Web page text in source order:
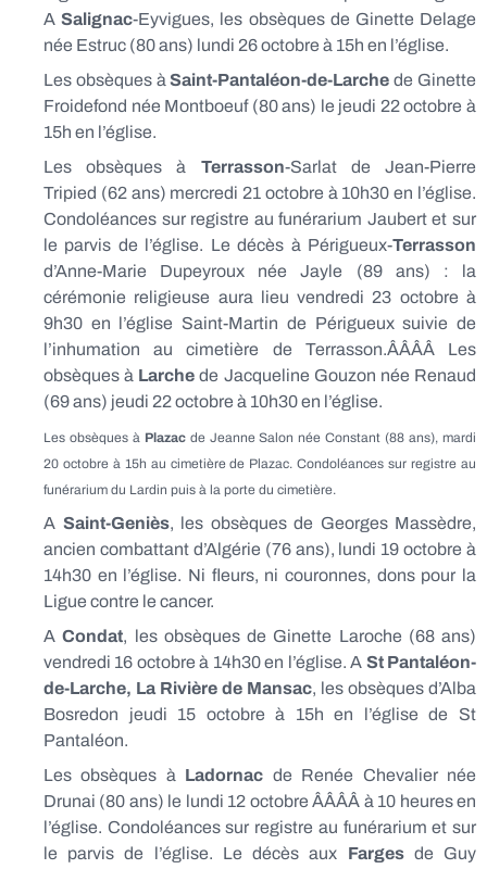
ASalignac-Eyvigues, les obsèques de Ginette Delage
née Estruc (80 ans) lundi 26 octobre à 15h en l’église.
Les obsèques àSaint-Pantaléon-de-Larche de Ginette
Froidefond née Montboeuf (80 ans) le jeudi 22 octobre à
15h en l’église.
Les obsèques à Terrasson-Sarlat de Jean-Pierre
Tripied (62 ans) mercredi 21 octobre à 10h30 en l’église.
Condoléances sur registre au funérarium Jaubert et sur
le parvis de l’église. Le décès à Périgueux-Terrasson
d’Anne-Marie Dupeyroux née Jayle (89 ans) : la
cérémonie religieuse aura lieu vendredi 23 octobre à
9h30 en l’église Saint-Martin de Périgueux suivie de
l’inhumation au cimetière de Terrasson.ÂÂÂÂ Les
obsèques à Larche de Jacqueline Gouzon née Renaud
(69 ans) jeudi 22 octobre à 10h30 en l’église.
Les obsèques à Plazacde Jeanne Salon née Constant (88 ans), mardi
20 octobre à 15h au cimetière de Plazac. Condoléances sur registre au
funérarium du Lardin puis à la porte du cimetière.
A Saint-Geniès, les obsèques de Georges Massèdre,
ancien combattant d’Algérie (76 ans), lundi 19 octobre à
14h30 en l’église. Ni fleurs, ni couronnes, dons pour la
Ligue contre le cancer.
ACondat, les obsèques de Ginette Laroche (68 ans)
vendredi 16 octobre à 14h30 en l’église. A St Pantaléon-
de-Larche, La Rivière de Mansac, les obsèques d’Alba
Bosredon jeudi 15 octobre à 15h en l’église de St
Pantaléon.
Les obsèques à Ladornac de Renée Chevalier née
Drunai (80 ans) le lundi 12 octobre ÂÂÂÂ à 10 heures en
l’église. Condoléances sur registre au funérarium et sur
le parvis de l’église. Le décès aux Fargesde Guy